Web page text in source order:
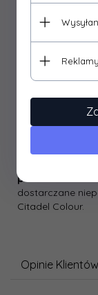
1x Medeb-Ahk
W zestawie
5x
7x kart
francuskim,
Karty
arkuszy
Zestaw składa
push-fit
dostarczane
Citadel Colour.
Opinie Klientów